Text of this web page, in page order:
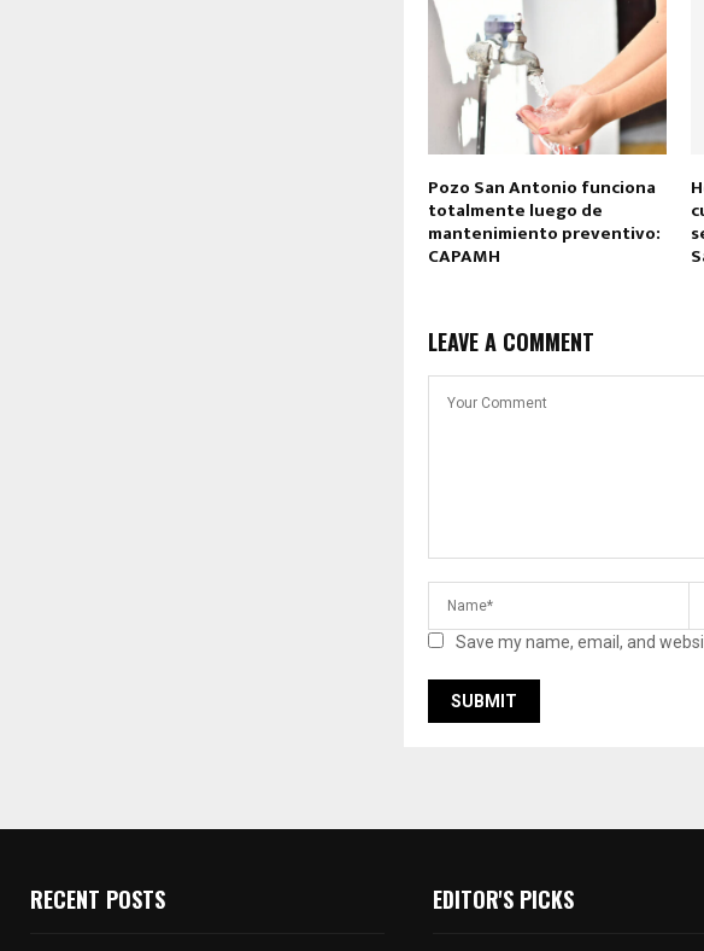
Pozo San Antonio funciona
totalmente luego de
mantenimiento preventivo:
CAPAMH
LEAVE A COMMENT
Save my name, email, and
RECENT POSTS EDITOR'S PICKS